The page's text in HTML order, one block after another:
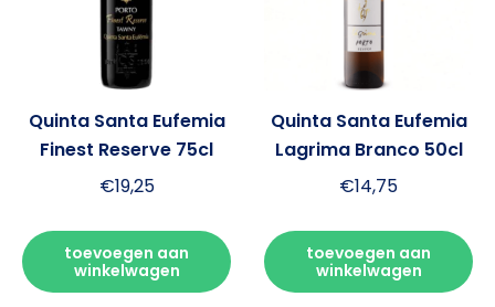
Quinta Santa Eufemia
Finest Reserve 75cl
€19,25
toevoegen aan
winkelwagen
Quinta Santa Eufemia
Lagrima Branco 50cl
€14,75
toevoegen aan
winkelwagen